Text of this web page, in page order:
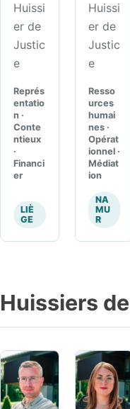
Huissi
er de
Justic
e
Représ
entatio
n ·
Conte
ntieux
·
Financi
er
LIÈ
GE
Huissi
er de
Justic
e
Resso
urces
humai
nes ·
Opérat
ionnel ·
Médiat
ion
NA
MU
R
Huissiers